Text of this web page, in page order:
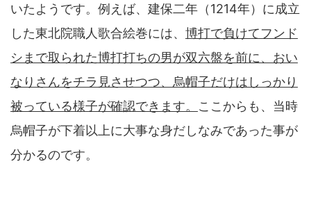
いたようです。例えば、建保二年（1214年）に成立
した東北院職人歌合絵巻には、 博打で負けてフンド
シまで取られた博打打ちの男が双六盤を前に、おい
なりさんをチラ見させつつ、烏帽子だけはしっかり
被っている様子が確認できます。 ここからも、当時
烏帽子が下着以上に大事な身だしなみであった事が
分かるのです。